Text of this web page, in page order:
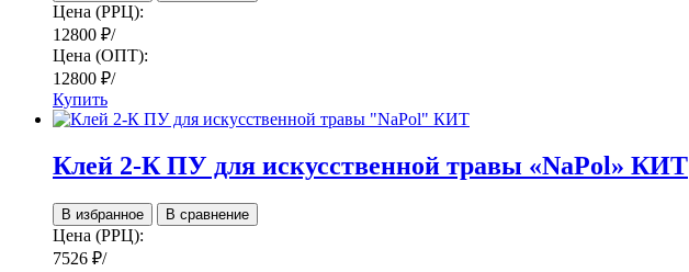
Цена (РРЦ):
12800 ₽/
Цена (ОПТ):
12800 ₽/
Купить
Клей 2-К ПУ для искусственной травы «NaPol» КИТ
В избранное В сравнение
Цена (РРЦ):
7526 ₽/